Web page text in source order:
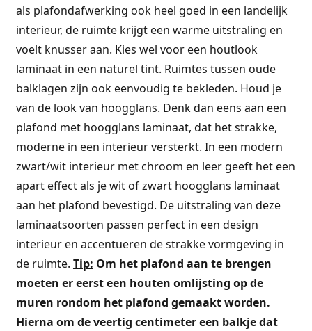
als plafondafwerking ook heel goed in een landelijk
interieur, de ruimte krijgt een warme uitstraling en
voelt knusser aan. Kies wel voor een houtlook
laminaat in een naturel tint. Ruimtes tussen oude
balklagen zijn ook eenvoudig te bekleden. Houd je
van de look van hoogglans. Denk dan eens aan een
plafond met hoogglans laminaat, dat het strakke,
moderne in een interieur versterkt. In een modern
zwart/wit interieur met chroom en leer geeft het een
apart effect als je wit of zwart hoogglans laminaat
aan het plafond bevestigd. De uitstraling van deze
laminaatsoorten passen perfect in een design
interieur en accentueren de strakke vormgeving in
de ruimte. Tip: Om het plafond aan te brengen
moeten er eerst een houten omlijsting op de
muren rondom het plafond gemaakt worden.
Hierna om de veertig centimeter een balkje dat